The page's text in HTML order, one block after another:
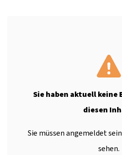
Sie haben aktuell
diesen
Sie müssen angemeldet
sehen.